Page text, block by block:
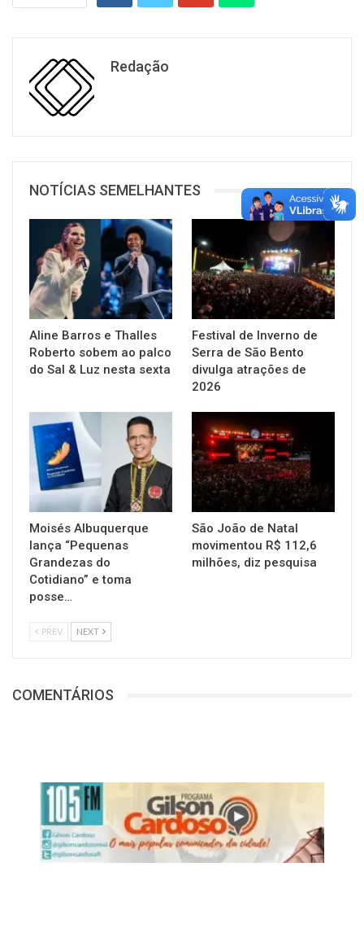
Redação
NOTÍCIAS SEMELHANTES
Aline Barros e Thalles
Roberto sobem ao palco
do Sal & Luz nesta sexta
Festival de Inverno de
Serra de São Bento
divulga atrações de
2026
Moisés Albuquerque
lança “Pequenas
Grandezas do
Cotidiano” e toma
posse…
São João de Natal
movimentou R$ 112,6
milhões, diz pesquisa
PREV NEXT
COMENTÁRIOS